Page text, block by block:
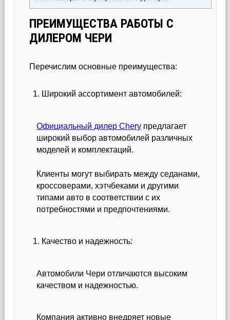
ПРЕИМУЩЕСТВА РАБОТЫ С
ДИЛЕРОМ ЧЕРИ
Перечислим основные преимущества:
Широкий ассортимент автомобилей:
Официальный дилер Chery предлагает
широкий выбор автомобилей различных
моделей и комплектаций.
Клиенты могут выбирать между седанами,
кроссоверами, хэтчбеками и другими
типами авто в соответствии с их
потребностями и предпочтениями.
Качество и надежность:
Автомобили Чери отличаются высоким
качеством и надежностью.
Компания активно внедряет новые